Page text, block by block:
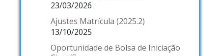
23/03/2026
Ajustes Matrícula (2025.2)
13/10/2025
Oportunidade de Bolsa de Iniciação